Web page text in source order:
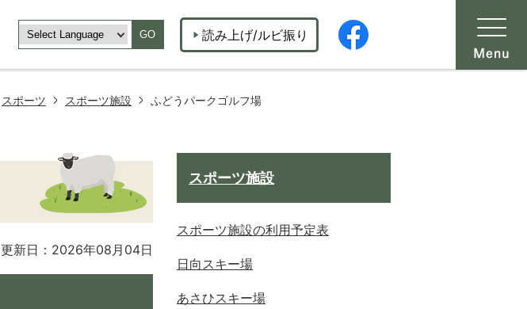
GO 読み上げ/ルビ振り
スポーツ スポーツ施設 ふどうパークゴルフ場
更新日：2026年08月04日
スポーツ施設
スポーツ施設の利用予定表
日向スキー場
あさひスキー場